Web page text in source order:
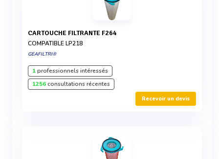
CARTOUCHE FILTRANTE F264
COMPATIBLE LP218
GEAFILTRI®
1professionnels intéressés
1256consultations récentes
Recevoir un devis